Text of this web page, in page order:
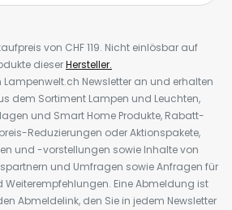
von CHF 119. Nicht einlösbar auf
dieserHersteller.
Lampenwelt.ch Newsletter an und erhalten
dem Sortiment Lampen und Leuchten,
und Smart Home Produkte, Rabatt-
Reduzierungen oder Aktionspakete,
und -vorstellungen sowie Inhalte von
und Umfragen sowie Anfragen für
Weiterempfehlungen. Eine Abmeldung ist
Abmeldelink, den Sie in jedem Newsletter